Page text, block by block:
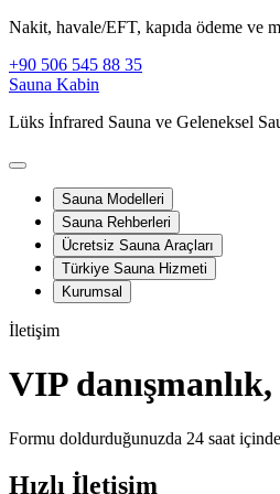
Nakit, havale/EFT, kapıda ödeme ve
+90 506 545 88 35
Sauna Kabin
Lüks İnfrared Sauna ve Geleneksel
Sauna Modelleri
Sauna Rehberleri
Ücretsiz Sauna Araçları
Türkiye Sauna Hizmeti
Kurumsal
İletişim
VIP
Formu doldurduğunuzda 24 saat
Hızlı İletişim